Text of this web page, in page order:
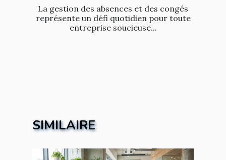
La gestion des absences et des congés
représente un défi quotidien pour toute
entreprise soucieuse...
SIMILAIRE